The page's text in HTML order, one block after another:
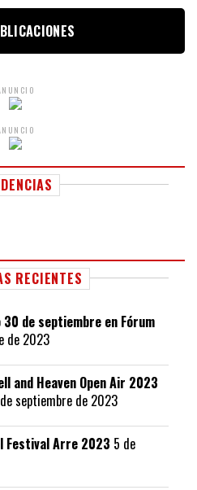
RECIENTES
de septiembre en Fórum
de 2023
and Heaven Open Air 2023
septiembre de 2023
Festival Arre 2023 5 de